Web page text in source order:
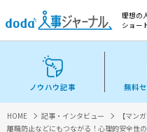
理想の
ショー
ノウハウ記事 無料
HOME 記事・インタビュー
【マン
離職防止などにもつながる！心理的安全性